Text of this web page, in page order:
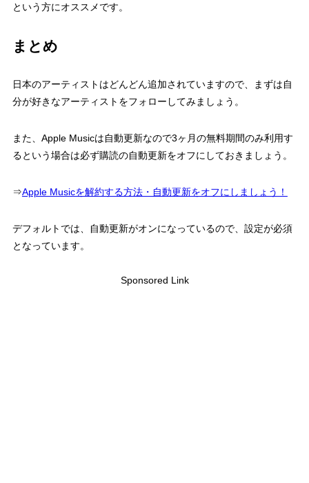
という方にオススメです。
まとめ
日本のアーティストはどんどん追加されていますので、まずは自
分が好きなアーティストをフォローしてみましょう。
また、Apple Musicは自動更新なので3ヶ月の無料期間のみ利用す
るという場合は必ず購読の自動更新をオフにしておきましょう。
⇒Apple Musicを解約する方法・自動更新をオフにしましょう！
デフォルトでは、自動更新がオンになっているので、設定が必須
となっています。
Sponsored Link